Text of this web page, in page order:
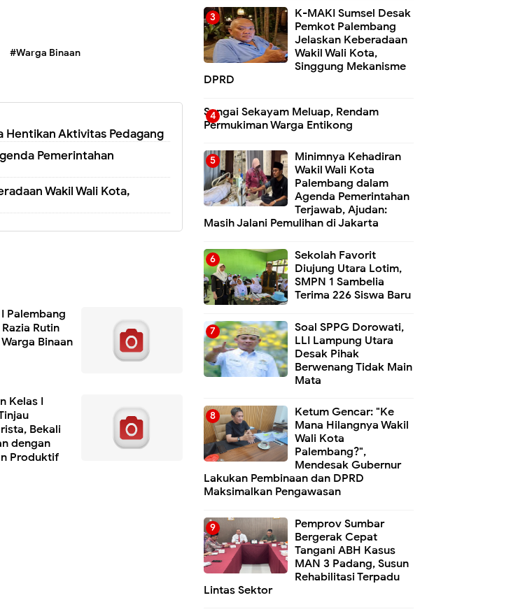
#Warga Binaan
Hentikan Aktivitas Pedagang
Pemerintahan
Wakil Wali Kota,
Palembang
Rutin
Binaan
Kelas I
Bekali
dengan
Produktif
K-MAKI Sumsel Desak
Pemkot Palembang
Jelaskan Keberadaan
Wakil Wali Kota,
Singgung Mekanisme
DPRD
Sungai Sekayam Meluap, Rendam
Permukiman Warga Entikong
Minimnya Kehadiran
Wakil Wali Kota
Palembang dalam
Agenda Pemerintahan
Terjawab, Ajudan:
Masih Jalani Pemulihan di Jakarta
Sekolah Favorit
Diujung Utara Lotim,
SMPN 1 Sambelia
Terima 226 Siswa Baru ‎
Soal SPPG Dorowati,
LLI Lampung Utara
Desak Pihak
Berwenang Tidak Main
Mata
Ketum Gencar: "Ke
Mana Hilangnya Wakil
Wali Kota
Palembang?",
Mendesak Gubernur
Lakukan Pembinaan dan DPRD
Maksimalkan Pengawasan
Pemprov Sumbar
Bergerak Cepat
Tangani ABH Kasus
MAN 3 Padang, Susun
Rehabilitasi Terpadu
Lintas Sektor